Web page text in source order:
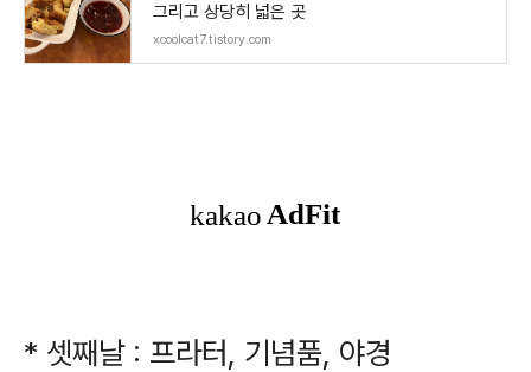
그리고 상당히 넓은 곳
xcoolcat7.tistory.com
* 셋째날 : 프라터, 기념품, 야경